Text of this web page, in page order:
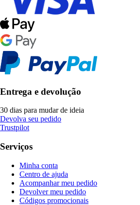
Entrega e devolução
30 dias para mudar de ideia
Devolva seu pedido
Trustpilot
Serviços
Minha conta
Centro de ajuda
Acompanhar meu pedido
Devolver meu pedido
Códigos promocionais